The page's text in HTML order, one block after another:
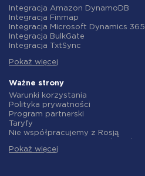
Integracja Airtable
Integracja Google Contacts
Integracja OpenAI (ChatGPT)
Integracja Instagram
Integracja ActiveCampaign
Integracja Salesforce CRM
Integracja Notion
Integracja AWeber
Integracja Asana
Integracja ZOHO CRM
Integracja Webhooks
Integracja GetResponse
Integracja WooCommerce
Integracja Pipedrive
Integracja Amazon DynamoDB
Integracja Finmap
Integracja Microsoft Dynamics 365
Integracja BulkGate
Integracja TxtSync
Integracja Corezoid
Integracja Instasent
Integracja AtomPark
Integracja TXTImpact
Integracja Campaign Monitor
Integracja CM.com
Integracja D7 Networks
Integracja SMSGlobal
Pokaż więcej
Ważne strony
Warunki korzystania
Polityka prywatności
Program partnerski
Taryfy
Nie współpracujemy z Rosją
polityka zwrotów
Pokaż więcej